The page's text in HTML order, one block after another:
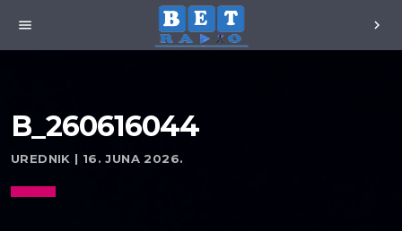
menu chevron_right
B_260616044
UREDNIK | 16. JUNA 2026.